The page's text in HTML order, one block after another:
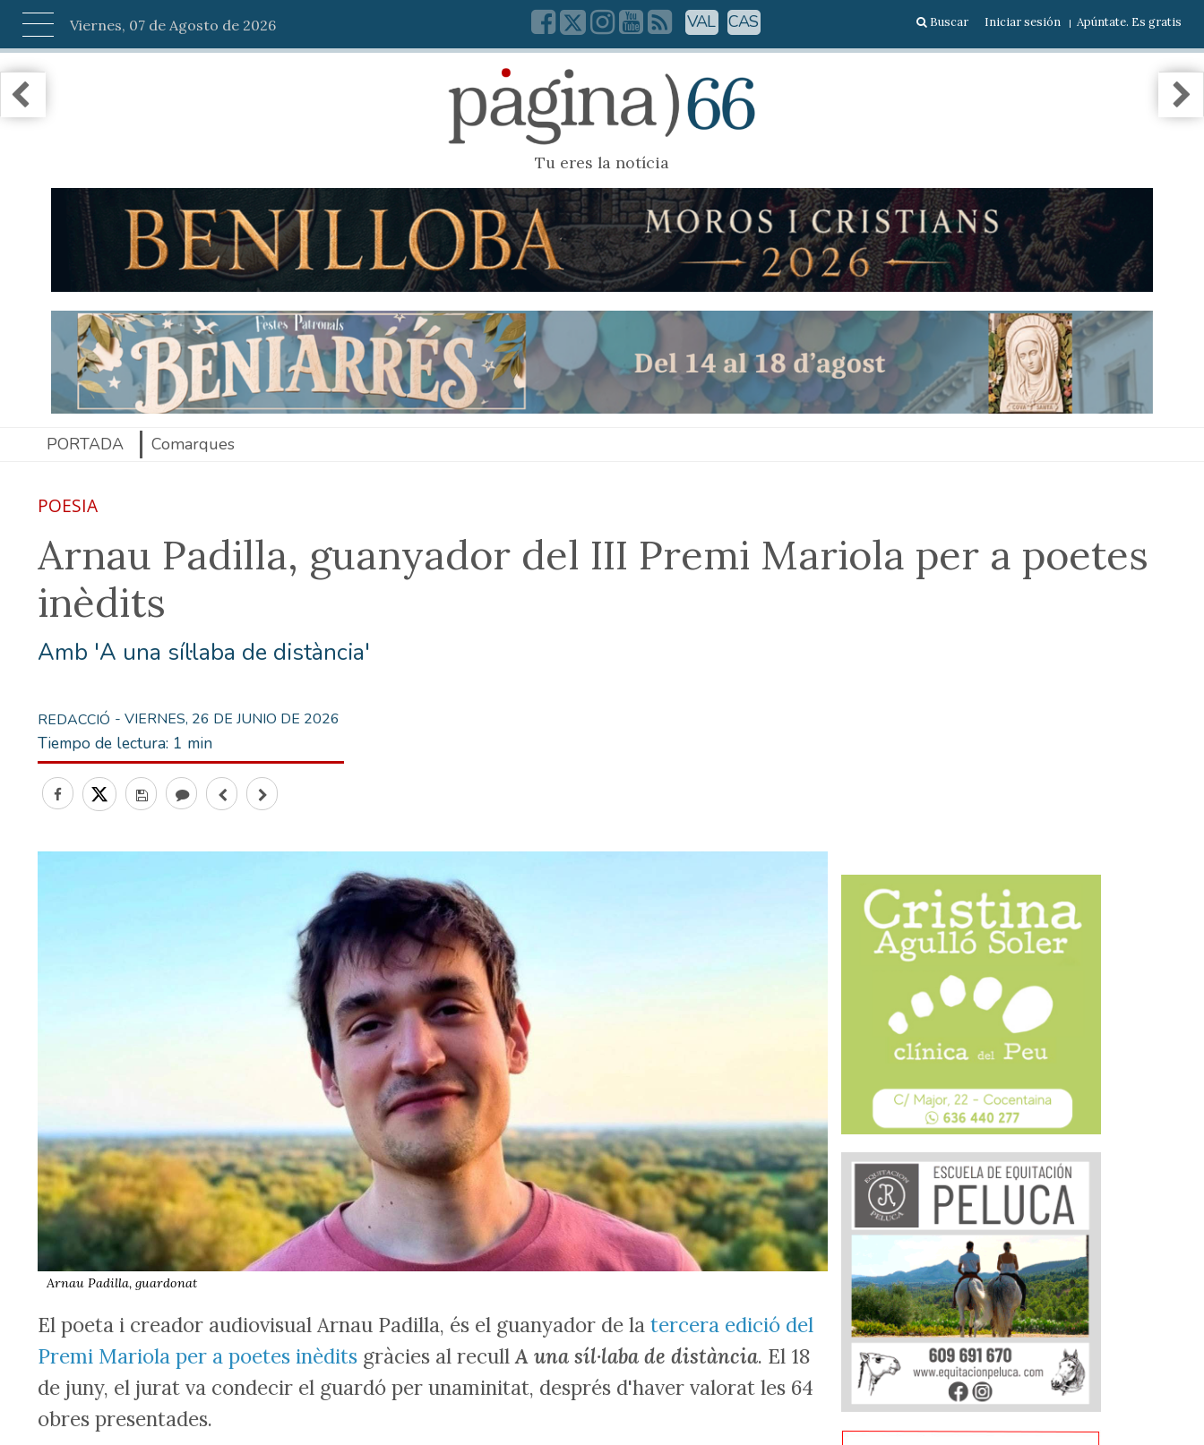
Viernes, 07 de Agosto de 2026 VAL CAS Buscar Iniciar sesión Apúntate. Es gratis
Tu eres la notícia
PORTADA Comarques
POESIA
Arnau Padilla, guanyador del III Premi Mariola per a poetes
inèdits
Amb 'A una síl·laba de distància'
REDACCIÓ - VIERNES, 26 DE JUNIO DE 2026
Tiempo de lectura: 1 min
Arnau Padilla, guardonat
El poeta i creador audiovisual Arnau Padilla, és el guanyador de la tercera edició del
Premi Mariola per a poetes inèdits gràcies al recullA una síl·laba de distància. El 18
de juny, el jurat va condecir el guardó per unaminitat, després d'haver valorat les 64
obres presentades.